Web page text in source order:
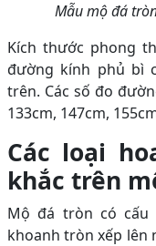
Mẫu mộ đá
Kích thước phong
đường kính phủ bì
trên. Các số đo
133cm, 147cm,
Các loại
khắc trên
Mộ đá tròn có cấu
khoanh tròn xếp lên